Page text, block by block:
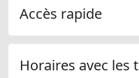
Accès rapide
Horaires avec les